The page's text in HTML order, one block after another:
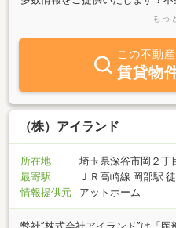
や地域情報まで３名の女性スタ
ライフのお客様には常駐の行政
シャルプランナーが物件の紹介
そして、お引渡しまで全面的に
します。 アイライフでは完全
様からの御相談は営業社員でな
ますので事前に御連絡を頂けま
ただきお問合せ下さい→http://
調査専門ＨＰ⇒http://www.kojin-
もっ
この不動
賃貸物
（株）アイランド
所在地
埼玉県深谷市岡２丁
最寄駅
ＪＲ高崎線 岡部駅
情報提供元
アットホーム